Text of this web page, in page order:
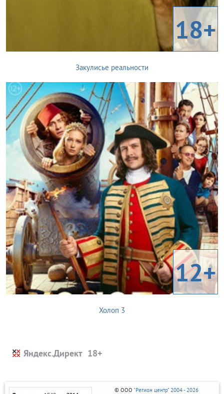
18+
Закулисье реальности
12+
Холоп 3
Яндекс.Директ
© ООО "Регион центр" 2004 - 2026